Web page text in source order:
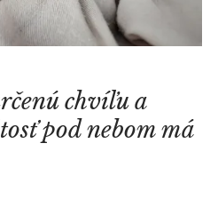
chvíľu a
pod nebom má